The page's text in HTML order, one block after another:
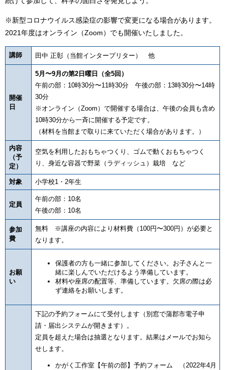
※新型コロナウイルス感染症の影響で変更になる場合があります。
2021年度はオンライン（Zoom）でも開催いたしました。
講師 田中 正彰（当館インタープリター） 他
開催
日
5月〜9月の第2日曜日（全5回）
午前の部：10時30分〜11時30分 午後の部：13時30分〜14時
30分
※オンライン（Zoom）で開催する場合は、午後の会員も含め
10時30分から一斉に開催する予定です。
（材料を当館まで取りに来ていただく場合があります。）
内容
（予
定）
空気を利用したおもちゃつくり、ゴムで動くおもちゃつく
り、身近な容器で野菜（ラディッシュ）栽培 など
対象 小学校1・2年生
定員
午前の部：10名
午後の部：10名
参加
費
無料 ※講座の内容により材料費（100円〜300円）が必要と
なります。
お願
い
保護者の方も一緒に参加してください。お子さんと一
緒に楽しんでいただけるよう準備しています。
材料や座席の配置等、準備しています。欠席の際は必
ず連絡をお願いします。
下記の予約フォームにて受付します（別窓で蒲郡市電子申
請・届出システムが開きます）。
定員を超えた場合は抽選となります。結果はメールでお知ら
せします。
かがく工作室【午前の部】予約フォーム （2022年4月